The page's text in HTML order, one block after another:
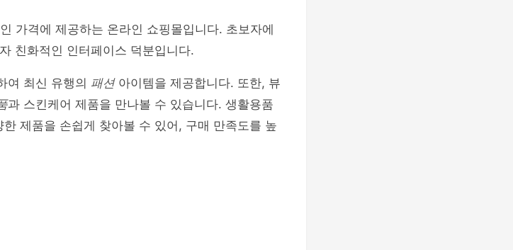
가격에 제공하는 온라인 쇼핑몰입니다. 초보자에
친화적인 인터페이스 덕분입니다.
여 최신 유행의 패션아이템을 제공합니다. 또한, 뷰
과 스킨케어 제품을 만나볼 수 있습니다. 생활용품
제품을 손쉽게 찾아볼 수 있어, 구매 만족도를 높